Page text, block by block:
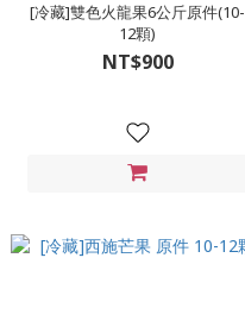
[冷藏]雙色火龍果6公斤原件(10-
12顆)
NT$900